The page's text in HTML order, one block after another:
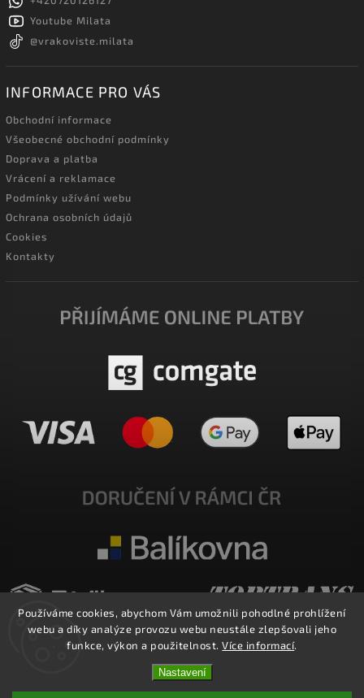
Používáme cookies, abychom Vám umožnili pohodlné prohlížení
webu a díky analýze provozu webu neustále zlepšovali jeho
funkce, výkon a použitelnost.Více informací.
Nastavení
Youtube Milata
@vrakoviste.milata
INFORMACE PRO VÁS
Obchodní informace
Všeobecné obchodní podmínky
Doprava a platba
Vrácení a reklamace
Podmínky užívání webu
Ochrana osobních údajů
Cookies
Kontakty
E-SHOP MILATA. Všechna práva vyhrazena.